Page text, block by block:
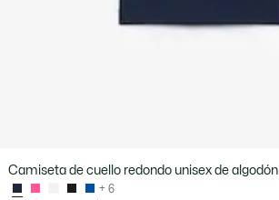
Camiseta de cuello redondo unisex de algodón
+ 6